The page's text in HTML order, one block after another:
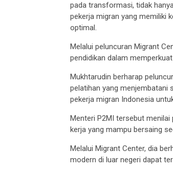
pada transformasi, tidak
pekerja migran yang memiliki
optimal.
Melalui peluncuran Migrant
pendidikan dalam
Mukhtarudin berharap
pelatihan yang menjembatani
pekerja migran Indonesia
Menteri P2MI tersebut
kerja yang mampu bersaing
Melalui Migrant Center, dia
modern di luar negeri dapat